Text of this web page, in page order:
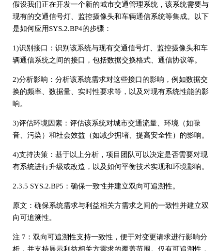
假设我们正在开发一个新的城市交通管理系统，该系统需要与
现有的交通信号灯、监控摄像头和车辆通信系统等集成。以下
是如何应用SYS.2.BP4的步骤：
1)识别接口：识别该系统与现有交通信号灯、监控摄像头和车
辆通信系统之间的接口，包括数据交换格式、通信协议等。
2)分析影响：分析该系统需求对这些接口的影响，例如数据交
换的频率、数据量、实时性要求等，以及对现有系统性能的影
响。
3)评估环境因素：评估该系统对城市交通流量、环境（如噪
音、污染）和社会效益（如减少拥堵、提高安全性）的影响。
4)支持决策：基于以上分析，项目团队可以决定是否需要对现
有系统进行升级或改造，以及如何平衡技术实现和环境影响。
2.3.5 SYS.2.BP5：确保一致性并建立双向可追溯性。
原文：确保系统需求与利益相关方需求之间的一致性并建立双
向可追溯性。
注 7：双向可追溯性支持一致性，便于对变更请求进行影响分
析，并支持展示利益相关方需求的覆盖范围。仅有可追溯性，